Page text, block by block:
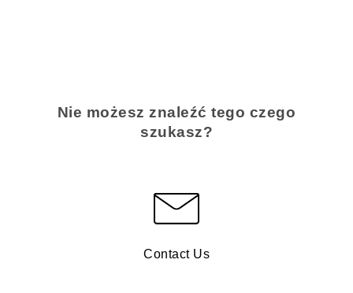
Nie możesz znaleźć tego czego
szukasz?
Contact Us